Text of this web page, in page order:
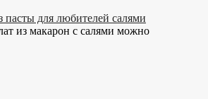
пасты для любителей салями
из макарон с салями можно